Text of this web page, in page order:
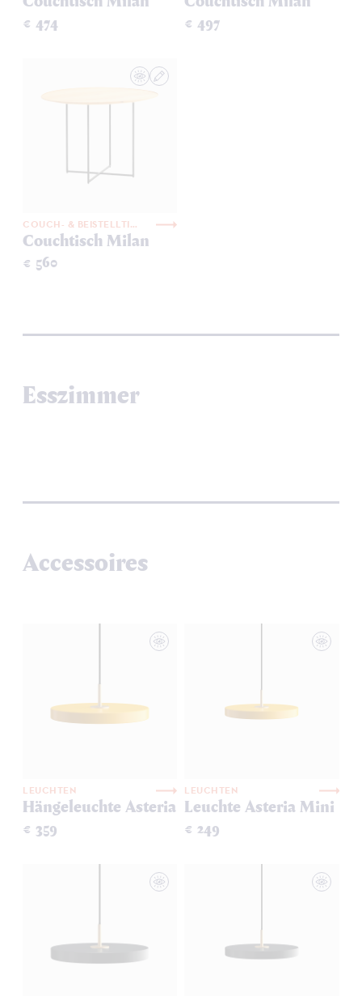
€ 474 € 497
COUCH- & BEISTELLTISCHE
Couchtisch Milan
€ 560
Esszimmer
Accessoires
LEUCHTEN
Hängeleuchte Asteria
€ 359
LEUCHTEN
Leuchte Asteria Mini
€ 249